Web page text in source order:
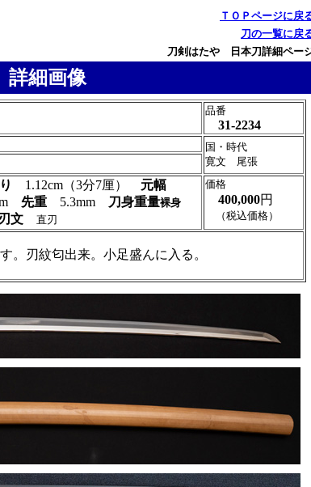
ＴＯＰページに戻
刀の一覧に戻
刀剣はたや 日本刀詳細ペー
詳細画像
品番
31-2234
国・時代
寛文 尾張
1.12cm（3分7厘） 元幅
先重 5.3mm 刀身重量裸身
刃文 直刃
価格
400,000円
（税込価格）
刃紋匂出来。小足盛んに入る。